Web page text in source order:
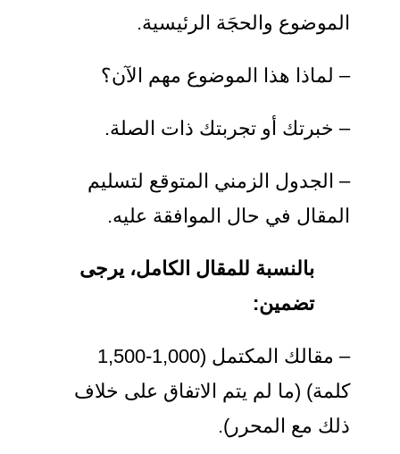
الموضوع والحجَة الرئيسية.
– لماذا هذا الموضوع مهم الآن؟
– خبرتك أو تجربتك ذات الصلة.
– الجدول الزمني المتوقع لتسليم
المقال في حال الموافقة عليه.
بالنسبة للمقال الكامل، يرجى
تضمين:
– مقالك المكتمل (1,000-1,500
كلمة) (ما لم يتم الاتفاق على خلاف
ذلك مع المحرر).